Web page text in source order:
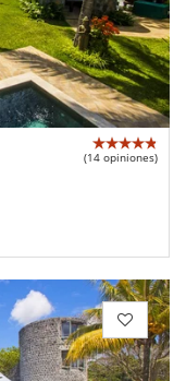
(14 opiniones)